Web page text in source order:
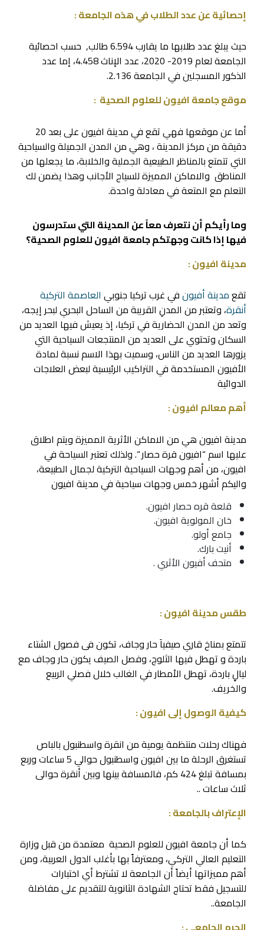
إحصائية عن عدد الطلاب في هذه الجامعة :
حيث يبلغ عدد طلابها ما يقارب 6.594 طالب, حسب احصائية
الجامعة لعام 2019- 2020، عدد الإناث 4.458، إما عدد
الذكور المسجلين في الجامعة 2.136.
موقع جامعة افيون للعلوم الصحية :
أما عن موقعها فهي تقع في مدينة افيون على بعد 20
دقيقة من مركز المدينة ، وهي من المدن الجميلة والسياحية
التي تتمتع بالمناظر الطبيعية الجملية والخلابة، ما يجعلها من
المناطق والاماكن المميزة للسياح الأجانب وهذا يضمن لك
التعلم مع المتعة في معادلة واحدة.
وما رأيكم أن نتعرف معاً عن المدينة التي ستدرسون
فيها إذا كانت وجهتكم جامعة افيون للعلوم الصحية؟
مدينة افيون :
تقعمدينة أفيونفي غرب تركيا جنوبي العاصمة التركية
أنقرة، وتعتبر من المدنِ القريبة من الساحل البحري لبحر إيجه،
وتعد من المدن الحضارية في تركيا، إذ يعيش فيها العديد من
السكان وتحتوي على العديد من المنتجعات السياحية التي
يزورها العديد من الناس، وسميت بهذا الاسم نسبة لمادة
الأفيون المستخدمة في التراكيب الرئيسية لبعض العلاجات
الدوائية
أهم معالم افيون :
مدينة افيون هي من الاماكن الأثرية المميزة ويتم اطلاق
عليها اسم “افيون قرة حصار “. ولذلك تعتبر السياحة في
افيون، من أهم وجهات السياحية التركية لجمال الطبيعة،
واليكم أشهر خمس وجهات سياحية في مدينة افيون
قلعة قره حصار افيون.
خان المولوية افيون.
جامع أولو.
أنيت بارك.
متحف أفيون الأثري .
طقس مدينة افيون :
تتمتع بمناخ قاري صيفياَ حار وجاف، تكون فى فصول الشتاء
باردة و تهطل فيها الثلوج، وفصل الصيف يكون حار وجاف مع
ليالٍ باردة، تهطل الأمطار في الغالب خلال فصلي الربيع
والخريف.
كيفية الوصول إلى افيون :
فهناك رحلات منتظمة يومية من انقرة واسطنبول بالباص
تستغرق الرحلة ما بين افيون واسطنبول حوالي 5 ساعات وربع
بمسافة تبلغ 424 كم، فالمسافة بينها وبين أنقرة حوالى
ثلاث ساعات ..
الإعتراف بالجامعة :
كما أن جامعة افيون للعلوم الصحية معتمدة من قبل وزارة
التعليم العالي التركي، ومعترفاً بها بأغلب الدول العربية، ومن
أهم مميزاتها أيضاً أن الجامعة لا تشترط أي اختبارات
للتسجيل فقط تحتاج الشهادة الثانوية للتقديم على مفاضلة
الجامعة..